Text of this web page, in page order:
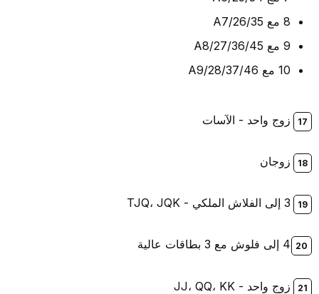
8 مع A7/26/35
9 مع A8/27/36/45
10 مع A9/28/37/46
زوج واحد - الآسات
زوجان
4 إلى فلوش مع 3 بطاقات عالية
زوج واحد - JJ، QQ، KK